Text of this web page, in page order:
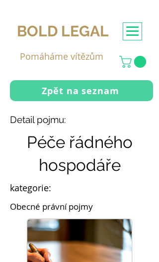
BOLD LEGAL
Pomáháme vítězům
Zpět na seznam
Detail pojmu:
Péče řádného
hospodáře
kategorie:
Obecné právní pojmy